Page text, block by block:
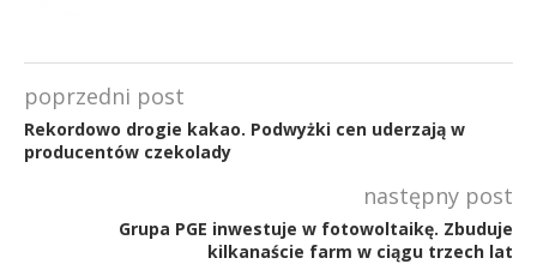
poprzedni post
Rekordowo drogie kakao. Podwyżki cen uderzają w
producentów czekolady
następny post
Grupa PGE inwestuje w fotowoltaikę. Zbuduje
kilkanaście farm w ciągu trzech lat